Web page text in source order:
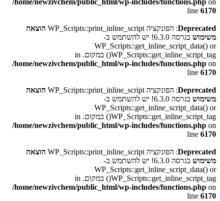
/home/newzivchem/public_html/wp-includes/functions.php on
line 6170
Deprecated: הפונקציה WP_Scripts::print_inline_script
הוצאה
משימוש
בגרסה 6.3.0! יש להשתמש ב-
WP_Scripts::get_inline_script_data() or
WP_Scripts::get_inline_script_tag() במקום. in
/home/newzivchem/public_html/wp-includes/functions.php on
line 6170
Deprecated: הפונקציה WP_Scripts::print_inline_script
הוצאה
משימוש
בגרסה 6.3.0! יש להשתמש ב-
WP_Scripts::get_inline_script_data() or
WP_Scripts::get_inline_script_tag() במקום. in
/home/newzivchem/public_html/wp-includes/functions.php on
line 6170
Deprecated: הפונקציה WP_Scripts::print_inline_script
הוצאה
משימוש
בגרסה 6.3.0! יש להשתמש ב-
WP_Scripts::get_inline_script_data() or
WP_Scripts::get_inline_script_tag() במקום. in
/home/newzivchem/public_html/wp-includes/functions.php on
line 6170